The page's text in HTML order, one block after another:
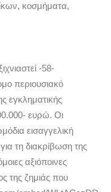
κοσμήματα,
-58-
περιουσιακό
εγκληματικής
ευρώ. Οι
εισαγγελική
τη διακρίβωση της
αξιόποινες
της ζημιάς που